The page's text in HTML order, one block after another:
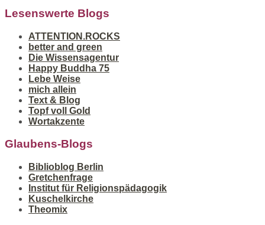
Lesenswerte Blogs
ATTENTION.ROCKS
better and green
Die Wissensagentur
Happy Buddha 75
Lebe Weise
mich allein
Text & Blog
Topf voll Gold
Wortakzente
Glaubens-Blogs
Biblioblog Berlin
Gretchenfrage
Institut für Religionspädagogik
Kuschelkirche
Theomix